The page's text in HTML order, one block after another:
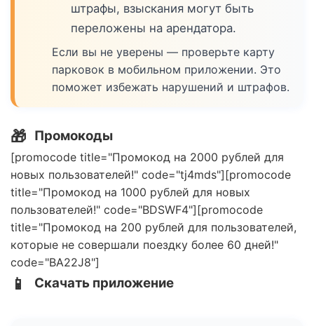
штрафы, взыскания могут быть
переложены на арендатора.
Если вы не уверены — проверьте карту
парковок в мобильном приложении. Это
поможет избежать нарушений и штрафов.
🎁 Промокоды
[promocode title="Промокод на 2000 рублей для
новых пользователей!" code="tj4mds"][promocode
title="Промокод на 1000 рублей для новых
пользователей!" code="BDSWF4"][promocode
title="Промокод на 200 рублей для пользователей,
которые не совершали поездку более 60 дней!"
code="BA22J8"]
📱 Скачать приложение